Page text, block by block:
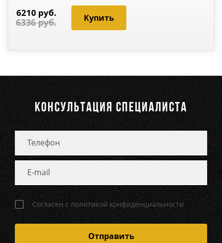
6210 руб.
6336 руб.
КОНСУЛЬТАЦИЯ СПЕЦИАЛИСТА
Согласен с политикой конфиденциальности